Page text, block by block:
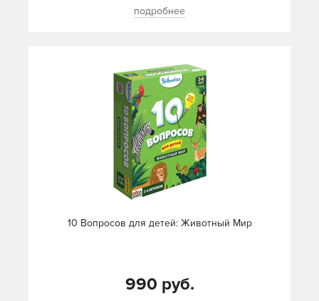
подробнее
10 Вопросов для детей: Животный Мир
990 руб.